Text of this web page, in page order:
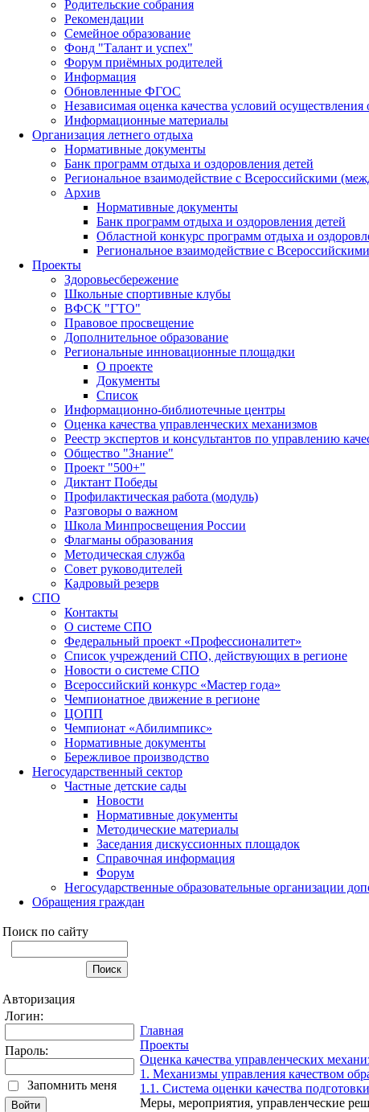
Родительские собрания
Рекомендации
Семейное образование
Фонд "Талант и успех"
Форум приёмных родителей
Информация
Обновленные ФГОС
Независимая оценка качества условий осуществления
Информационные материалы
Организация летнего отдыха
Нормативные документы
Банк программ отдыха и оздоровления детей
Региональное взаимодействие с Всероссийскими
Архив
Нормативные документы
Банк программ отдыха и оздоровления детей
Областной конкурс программ отдыха и
Региональное взаимодействие с
Проекты
Здоровьесбережение
Школьные спортивные клубы
ВФСК "ГТО"
Правовое просвещение
Дополнительное образование
Региональные инновационные площадки
О проекте
Документы
Список
Информационно-библиотечные центры
Оценка качества управленческих механизмов
Реестр экспертов и консультантов по управлению
Общество "Знание"
Проект "500+"
Диктант Победы
Профилактическая работа (модуль)
Разговоры о важном
Школа Минпросвещения России
Флагманы образования
Методическая служба
Совет руководителей
Кадровый резерв
СПО
Контакты
О системе СПО
Федеральный проект «Профессионалитет»
Список учреждений СПО, действующих в регионе
Новости о системе СПО
Всероссийский конкурс «Мастер года»
Чемпионатное движение в регионе
ЦОПП
Чемпионат «Абилимпикс»
Нормативные документы
Бережливое производство
Негосударственный сектор
Частные детские сады
Новости
Нормативные документы
Методические материалы
Заседания дискуссионных площадок
Справочная информация
Форум
Негосударственные образовательные организации
Обращения граждан
Поиск по сайту
Авторизация
Логин:
Пароль:
Запомнить меня
Главная
Проекты
Оценка качества управленческих
1. Механизмы управления качеством
1.1. Система оценки качества
Меры, мероприятия, управленческие